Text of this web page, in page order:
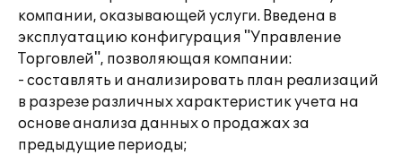
компании, оказывающей услуги. Введена в
эксплуатацию конфигурация "Управление
Торговлей", позволяющая компании:
- составлять и анализировать план реализаций
в разрезе различных характеристик учета на
основе анализа данных о продажах за
предыдущие периоды;